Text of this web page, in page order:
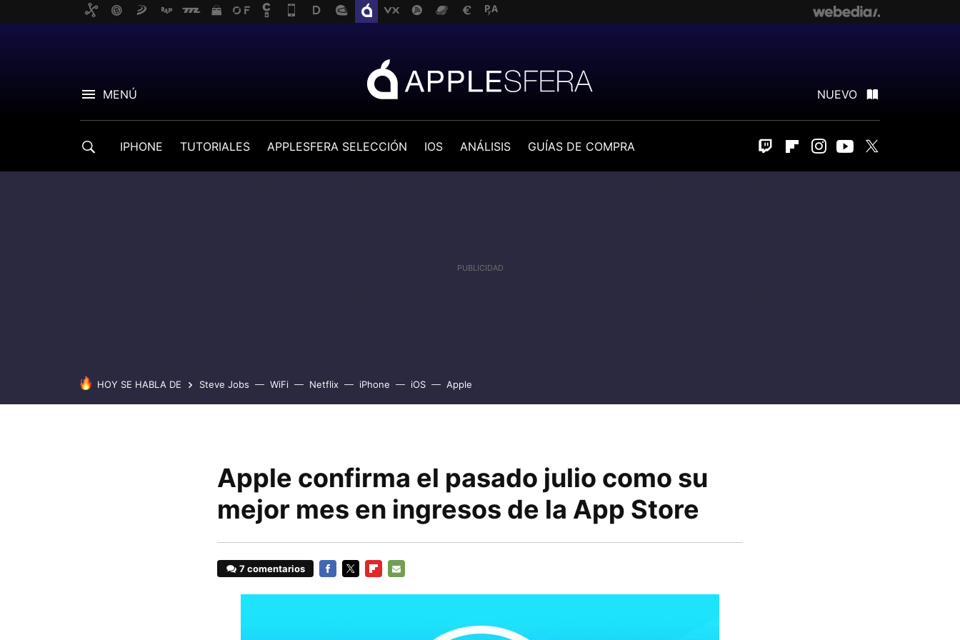
MENÚ NUEVO
IPHONE TUTORIALES APPLESFERA SELECCIÓN IOS ANÁLISIS GUÍAS DE COMPRA Twitch FlipboardInstagram
Youtube
HOY SE HABLA DE Steve Jobs WiFi Netflix iPhone iOS Apple
Apple confirma el pasado julio como su
mejor mes en ingresos de la App Store
7 comentarios